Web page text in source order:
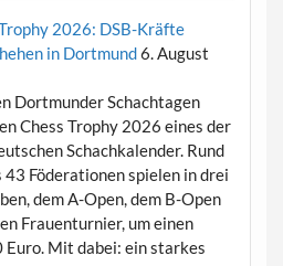
2026: DSB-Kräfte
in Dortmund6. August
Dortmunder Schachtagen
Chess Trophy 2026 eines der
Schachkalender. Rund
43 Föderationen spielen in drei
dem A-Open, dem B-Open
Frauenturnier, um einen
Euro. Mit dabei: ein starkes